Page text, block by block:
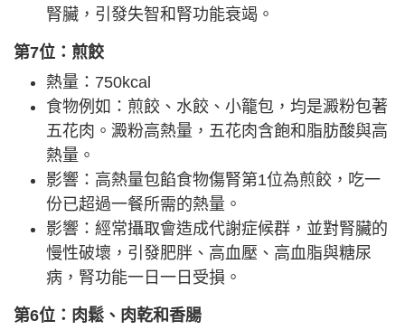
腎臟，引發失智和腎功能衰竭。
第7位：煎餃
熱量：750kcal
食物例如：煎餃、水餃、小籠包，均是澱粉包著
五花肉。澱粉高熱量，五花肉含飽和脂肪酸與高
熱量。
影響：高熱量包餡食物傷腎第1位為煎餃，吃一
份已超過一餐所需的熱量。
影響：經常攝取會造成代謝症候群，並對腎臟的
慢性破壞，引發肥胖、高血壓、高血脂與糖尿
病，腎功能一日一日受損。
第6位：肉鬆、肉乾和香腸